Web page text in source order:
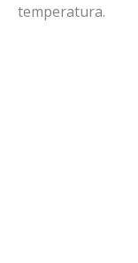
temperatura.